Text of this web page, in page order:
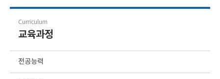
Curriculum
교육과정
전공능력